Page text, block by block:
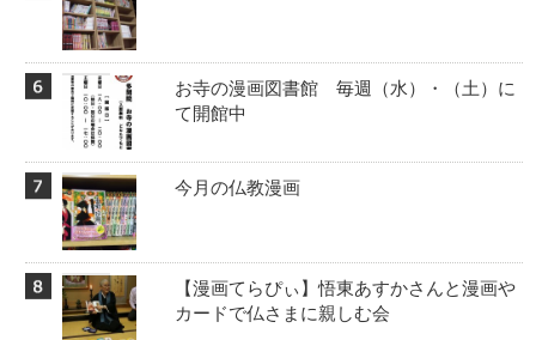
お寺の漫画図書館 毎週（水）・（土）に
て開館中
今月の仏教漫画
【漫画てらぴぃ】悟東あすかさんと漫画や
カードで仏さまに親しむ会